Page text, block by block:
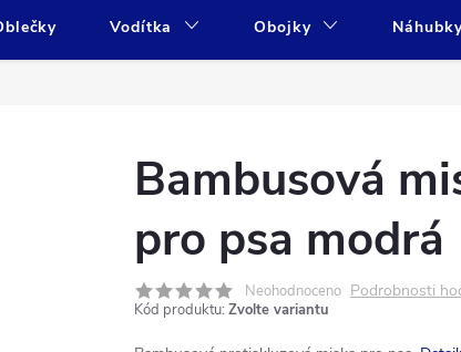
Vodítka Obojky
Bambusová
pro psa modrá
Neohodnoceno Podrobnosti
Kód produktu: Zvolte variantu